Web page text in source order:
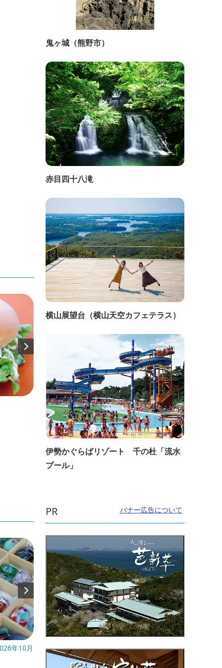
直線距離：45m
錦浦館
年10月 開催日：2026年3月1日(日)～
鬼ヶ城（熊野市）
赤目四十八滝
横山展望台（横山天空カフェテラス）
伊勢かぐらばリゾート 千の杜「流水
プール」
PR バナー広告について